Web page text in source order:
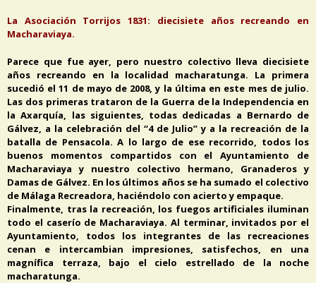
La Asociación Torrijos 1831: diecisiete años recreando en
Macharaviaya.
Parece que fue ayer, pero nuestro colectivo lleva diecisiete
años recreando en la localidad macharatunga. La primera
sucedió el 11 de mayo de 2008, y la última en este mes de julio.
Las dos primeras trataron de la Guerra de la Independencia en
la Axarquía, las siguientes, todas dedicadas a Bernardo de
Gálvez, a la celebración del “4 de Julio” y a la recreación de la
batalla de Pensacola. A lo largo de ese recorrido, todos los
buenos momentos compartidos con el Ayuntamiento de
Macharaviaya y nuestro colectivo hermano, Granaderos y
Damas de Gálvez. En los últimos años se ha sumado el colectivo
de Málaga Recreadora, haciéndolo con acierto y empaque.
Finalmente, tras la recreación, los fuegos artificiales iluminan
todo el caserío de Macharaviaya. Al terminar, invitados por el
Ayuntamiento, todos los integrantes de las recreaciones
cenan e intercambian impresiones, satisfechos, en una
magnífica terraza, bajo el cielo estrellado de la noche
macharatunga.